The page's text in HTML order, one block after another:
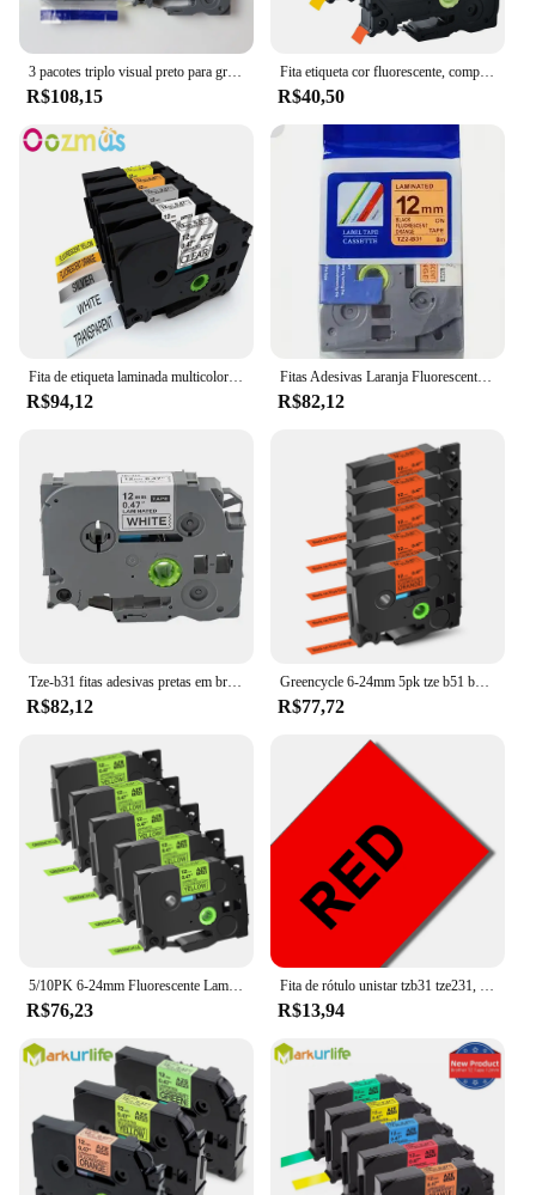
R$108,15
Fita etiqueta cor fluorescente, compatível com Brother P-Touch, Label Maker, fita cassete, tze-B31, tzE-C31, 3pcs
R$40,50
R$94,12
Fitas Adesivas Laranja Fluorescente, Compatível para Brother P-touch Impressora de Etiquetas, Padrão Laminado, 5x12mm x 5m, TZe-B31
R$82,12
R$82,12
Greencycle 6-24mm 5pk tze b51 b41 b31 b21 preto na fita laminada laranja da etiqueta compatível para o irmão para pt2730 pt960 ptd600vp
R$77,72
5/10PK 6-24mm Fluorescente Laminado Etiqueta Fita Compatível para Brother TZE B31 C31 D31 para impressora de etiquetas PT-D600 400AD 450 P900W
R$76,23
Fita de rótulo unistar tzb31 tze231, fita de 12mm compatível com rotulador brother h110 fita de aviso fluorescente
R$13,94